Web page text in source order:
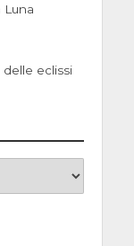
Luna
eclissi